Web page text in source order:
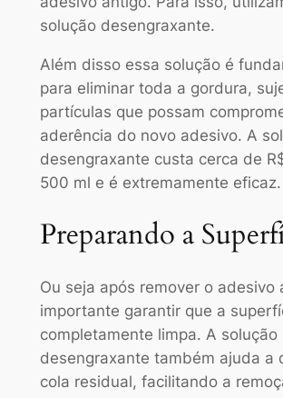
solução desengraxante.
Além disso essa solução é
para eliminar toda a gordura,
partículas que possam
aderência do novo adesivo. A
desengraxante custa cerca de
500 ml e é extremamente eficaz.
Preparando a
Ou seja após remover o adesivo
importante garantir que a
completamente limpa. A solução
desengraxante também ajuda a
cola residual, facilitando a